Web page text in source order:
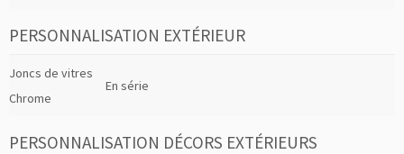
PERSONNALISATION EXTÉRIEUR
Joncs de vitres
Chrome
En série
PERSONNALISATION DÉCORS EXTÉRIEURS